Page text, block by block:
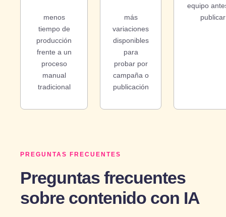
menos
tiempo de
producción
frente a un
proceso
manual
tradicional
más
variaciones
disponibles
para
probar por
campaña o
publicación
equipo
publicar
PREGUNTAS FRECUENTES
Preguntas frecuentes
sobre contenido con IA